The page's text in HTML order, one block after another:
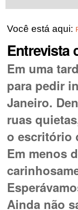
para
a
navegação
Você está aqui:
Entrevista
Em uma
para pedir
Janeiro.
ruas
o escritório
Em menos
Ainda não